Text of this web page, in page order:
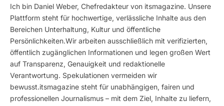
Ich bin Daniel Weber, Chefredakteur von itsmagazine. Unsere
Plattform steht für hochwertige, verlässliche Inhalte aus den
Bereichen Unterhaltung, Kultur und öffentliche
Persönlichkeiten.Wir arbeiten ausschließlich mit verifizierten,
öffentlich zugänglichen Informationen und legen großen Wert
auf Transparenz, Genauigkeit und redaktionelle
Verantwortung. Spekulationen vermeiden wir
bewusst.itsmagazine steht für unabhängigen, fairen und
professionellen Journalismus – mit dem Ziel, Inhalte zu liefern,